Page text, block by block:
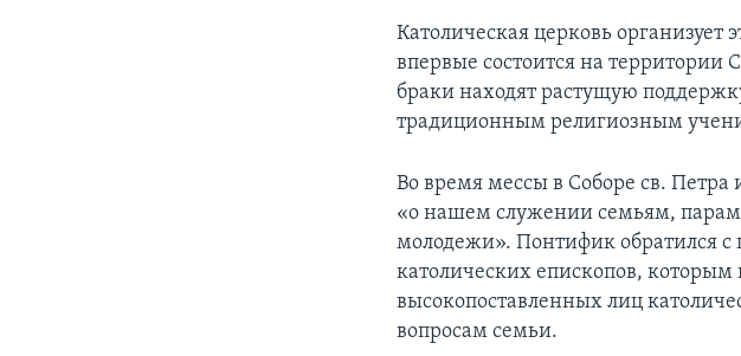
Католическая церковь
впервые состоится на территории
браки находят растущую
традиционным религиозным
Во время мессы в Соборе св. Петра
«о нашем служении семьям,
молодежи». Понтифик обратился с
католических епископов, которым
высокопоставленных лиц
вопросам семьи.